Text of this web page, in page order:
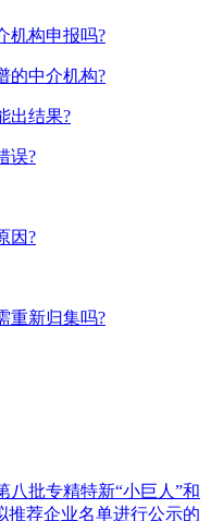
机构申报吗?
的中介机构?
出结果?
误?
因?
重新归集吗?
八批专精特新“小巨人”和
推荐企业名单进行公示的